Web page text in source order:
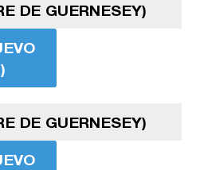
DE GUERNESEY)
DE GUERNESEY)